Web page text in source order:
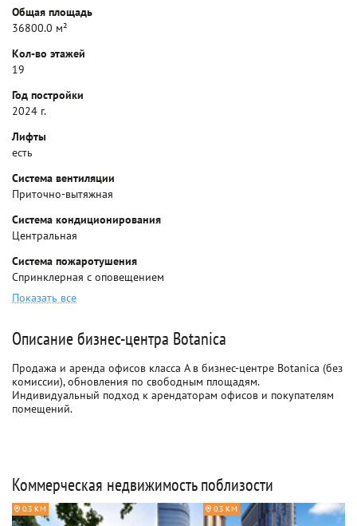
Общая площадь
36800.0 м²
Кол-во этажей
19
Год постройки
2024 г.
Лифты
есть
Система вентиляции
Приточно-вытяжная
Система кондиционирования
Центральная
Система пожаротушения
Спринклерная с оповещением
Показать все
Описание бизнес-центра Botanica
Продажа и аренда офисов класса A в бизнес-центре Botanica (без
комиссии), обновления по свободным площадям.
Индивидуальный подход к арендаторам офисов и покупателям
помещений.
Коммерческая недвижимость поблизости
0.3 КМ 0.3 КМ